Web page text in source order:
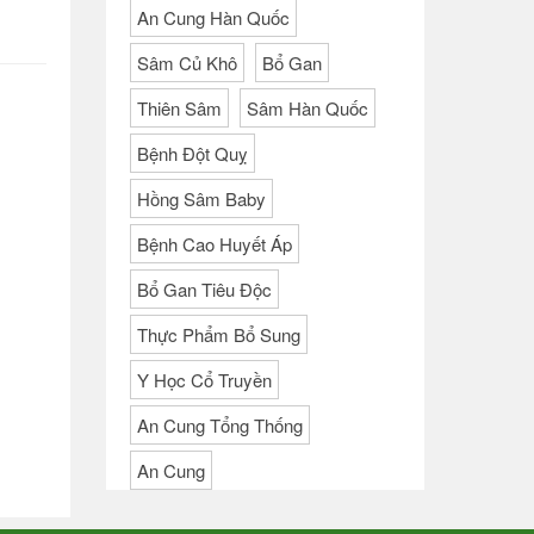
An Cung Hàn Quốc
Sâm Củ Khô
Bổ Gan
Thiên Sâm
Sâm Hàn Quốc
Bệnh Đột Quỵ
Hồng Sâm Baby
Bệnh Cao Huyết Áp
Bổ Gan Tiêu Độc
Thực Phẩm Bổ Sung
Y Học Cổ Truyền
An Cung Tổng Thống
An Cung